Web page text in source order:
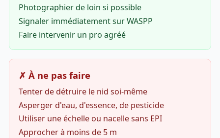
Photographier de loin si possible
Signaler immédiatement sur WASPP
Faire intervenir un pro agréé
✗ À ne pas faire
Tenter de détruire le nid soi-même
Asperger d'eau, d'essence, de pesticide
Utiliser une échelle ou nacelle sans EPI
Approcher à moins de 5 m